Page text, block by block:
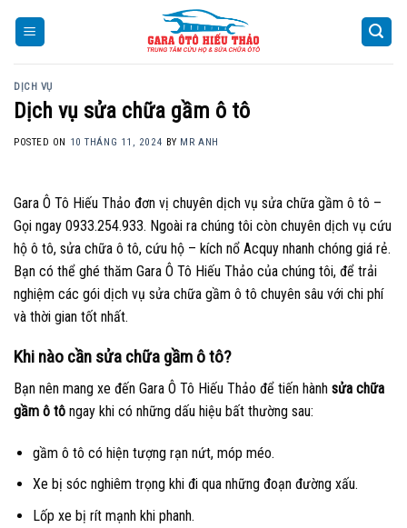
DỊCH VỤ
Dịch vụ sửa chữa gầm ô tô
POSTED ON 10 THÁNG 11, 2024 BY MR ANH
Gara Ô Tô Hiếu Thảo đơn vị chuyên dịch vụ sửa chữa gầm ô tô –
Gọi ngay 0933.254.933. Ngoài ra chúng tôi còn chuyên dịch vụ cứu
hộ ô tô, sửa chữa ô tô, cứu hộ – kích nổ Acquy nhanh chóng giá rẻ.
Bạn có thể ghé thăm Gara Ô Tô Hiếu Thảo của chúng tôi, để trải
nghiệm các gói dịch vụ sửa chữa gầm ô tô chuyên sâu với chi phí
và thời gian tốt nhất.
Khi nào cần sửa chữa gầm ô tô?
Bạn nên mang xe đến Gara Ô Tô Hiếu Thảo để tiến hành sửa chữa
gầm ô tô ngay khi có những dấu hiệu bất thường sau:
gầm ô tô có hiện tượng rạn nứt, móp méo.
Xe bị sóc nghiêm trọng khi đi qua những đoạn đường xấu.
Lốp xe bị rít mạnh khi phanh.